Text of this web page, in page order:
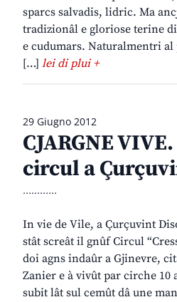
sparcs salvadis, lidric. Ma
tradizionâl e gloriose terine
e cudumars. Naturalmentri al
[…] lei di plui +
29 Giugno 2012
CJARGNE
circul a
............
In vie de Vile, a Çurçuvint
stât screât il gnûf Circul
doi agns indaûr a Gjinevre,
Zanier e à vivût par cirche 10
subit lât sul cemût dâ une